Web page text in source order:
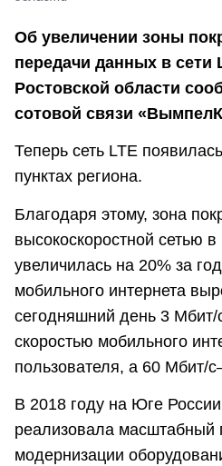
Об увеличении зоны
передачи данных в сети
Ростовской области
сотовой связи
Теперь сеть LTE
пунктах региона.
Благодаря этому, зона
высокоскоростной сетью в
увеличилась на 20% за
мобильного интернета
сегодняшний день 3 Мбит/
скоростью мобильного
пользователя, а 60 Мбит/
В 2018 году на Юге
реализовала масштабный
модернизации